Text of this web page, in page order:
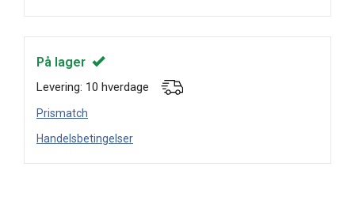
På lager
Levering: 10 hverdage
Prismatch
Handelsbetingelser